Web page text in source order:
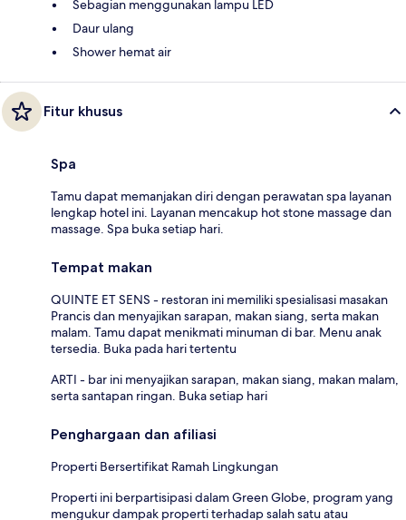
Sebagian menggunakan lampu LED
Daur ulang
Shower hemat air
Fitur khusus
Spa
Tamu dapat memanjakan diri dengan perawatan spa layanan
lengkap hotel ini. Layanan mencakup hot stone massage dan
massage. Spa buka setiap hari.
Tempat makan
QUINTE ET SENS - restoran ini memiliki spesialisasi masakan
Prancis dan menyajikan sarapan, makan siang, serta makan
malam. Tamu dapat menikmati minuman di bar. Menu anak
tersedia. Buka pada hari tertentu
ARTI - bar ini menyajikan sarapan, makan siang, makan malam,
serta santapan ringan. Buka setiap hari
Penghargaan dan afiliasi
Properti Bersertifikat Ramah Lingkungan
Properti ini berpartisipasi dalam Green Globe, program yang
mengukur dampak properti terhadap salah satu atau